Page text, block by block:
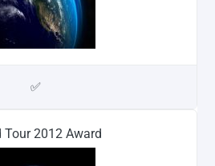
✅
Tour 2012 Award